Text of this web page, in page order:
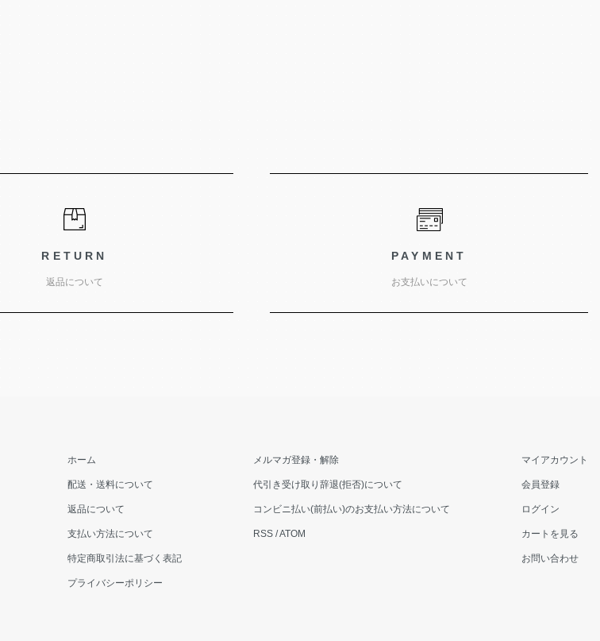
RETURN
返品について
PAYMENT
お支払いについて
ホーム
配送・送料について
返品について
支払い方法について
特定商取引法に基づく表記
プライバシーポリシー
メルマガ登録・解除
代引き受け取り辞退(拒否)について
コンビニ払い(前払い)のお支払い方法について
RSS /ATOM
マイアカウント
会員登録
ログイン
カートを見る
お問い合わせ